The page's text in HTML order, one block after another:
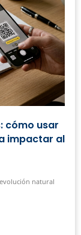
cómo usar
impactar al
natural